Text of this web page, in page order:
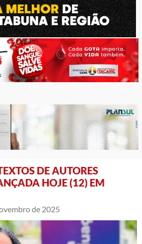
DE AUTORES
HOJE (12) EM
de 2025